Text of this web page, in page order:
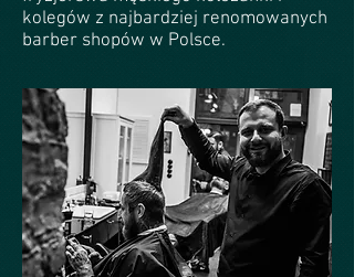
kolegów z najbardziej renomowanych
barber shopów w Polsce.